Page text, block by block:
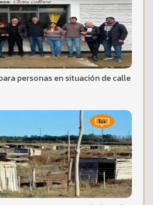
personas en situación de calle